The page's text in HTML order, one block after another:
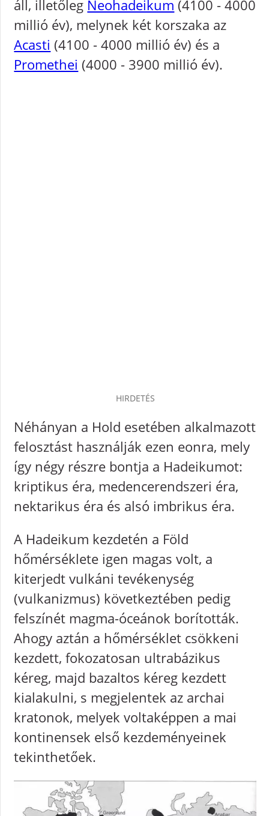
áll, illetőleg Neohadeikum (4100 - 4000
millió év), melynek két korszaka az
Acasti (4100 - 4000 millió év) és a
Promethei (4000 - 3900 millió év).
HIRDETÉS
Néhányan a Hold esetében alkalmazott
felosztást használják ezen eonra, mely
így négy részre bontja a Hadeikumot:
kriptikus éra, medencerendszeri éra,
nektarikus éra és alsó imbrikus éra.
A Hadeikum kezdetén a Föld
hőmérséklete igen magas volt, a
kiterjedt vulkáni tevékenység
(vulkanizmus) következtében pedig
felszínét magma-óceánok borították.
Ahogy aztán a hőmérséklet csökkeni
kezdett, fokozatosan ultrabázikus
kéreg, majd bazaltos kéreg kezdett
kialakulni, s megjelentek az archai
kratonok, melyek voltaképpen a mai
kontinensek első kezdeményeinek
tekinthetőek.